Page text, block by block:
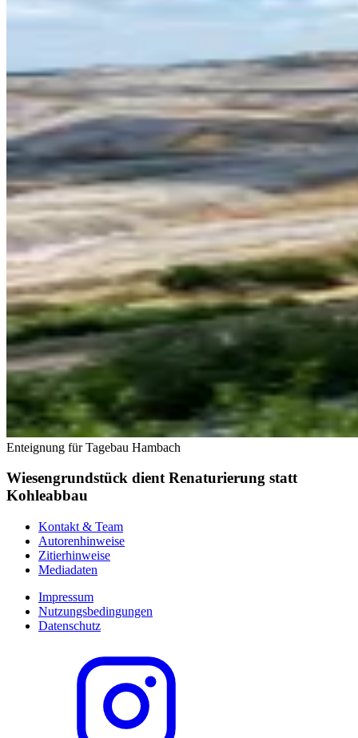
Enteignung für Tagebau Hambach
Wiesengrundstück dient Renaturierung statt
Kohleabbau
Kontakt & Team
Autorenhinweise
Zitierhinweise
Mediadaten
Impressum
Nutzungsbedingungen
Datenschutz